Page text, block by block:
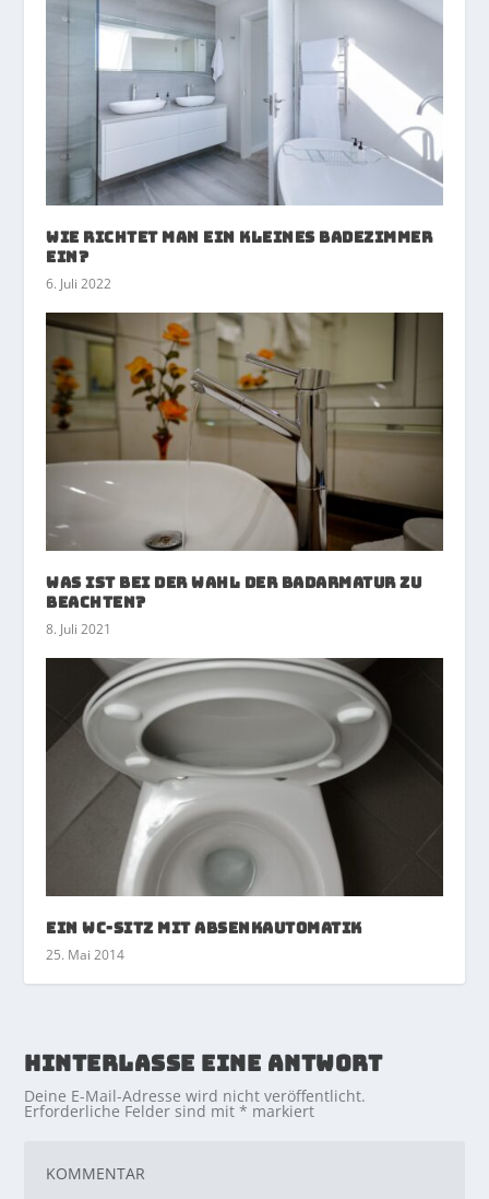
Wie richtet man ein kleines Badezimmer
ein?
6. Juli 2022
Was ist bei der Wahl der Badarmatur zu
beachten?
8. Juli 2021
Ein WC-Sitz mit Absenkautomatik
25. Mai 2014
HINTERLASSE EINE ANTWORT
Deine E-Mail-Adresse wird nicht veröffentlicht.
Erforderliche Felder sind mit* markiert